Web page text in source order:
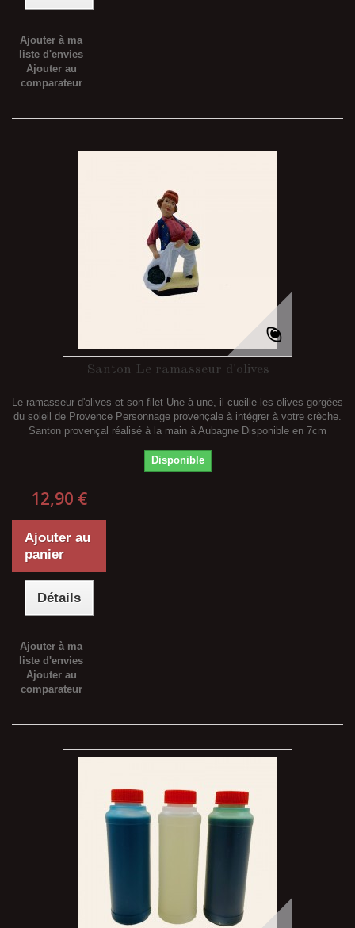
Ajouter à ma
liste d'envies
Ajouter au
comparateur
Santon Le ramasseur d'olives
Le ramasseur d'olives et son filet Une à une, il cueille les olives gorgées
du soleil de Provence Personnage provençale à intégrer à votre crèche.
Santon provençal réalisé à la main à Aubagne Disponible en 7cm
Disponible
12,90 €
Ajouter au
panier
Détails
Ajouter à ma
liste d'envies
Ajouter au
comparateur